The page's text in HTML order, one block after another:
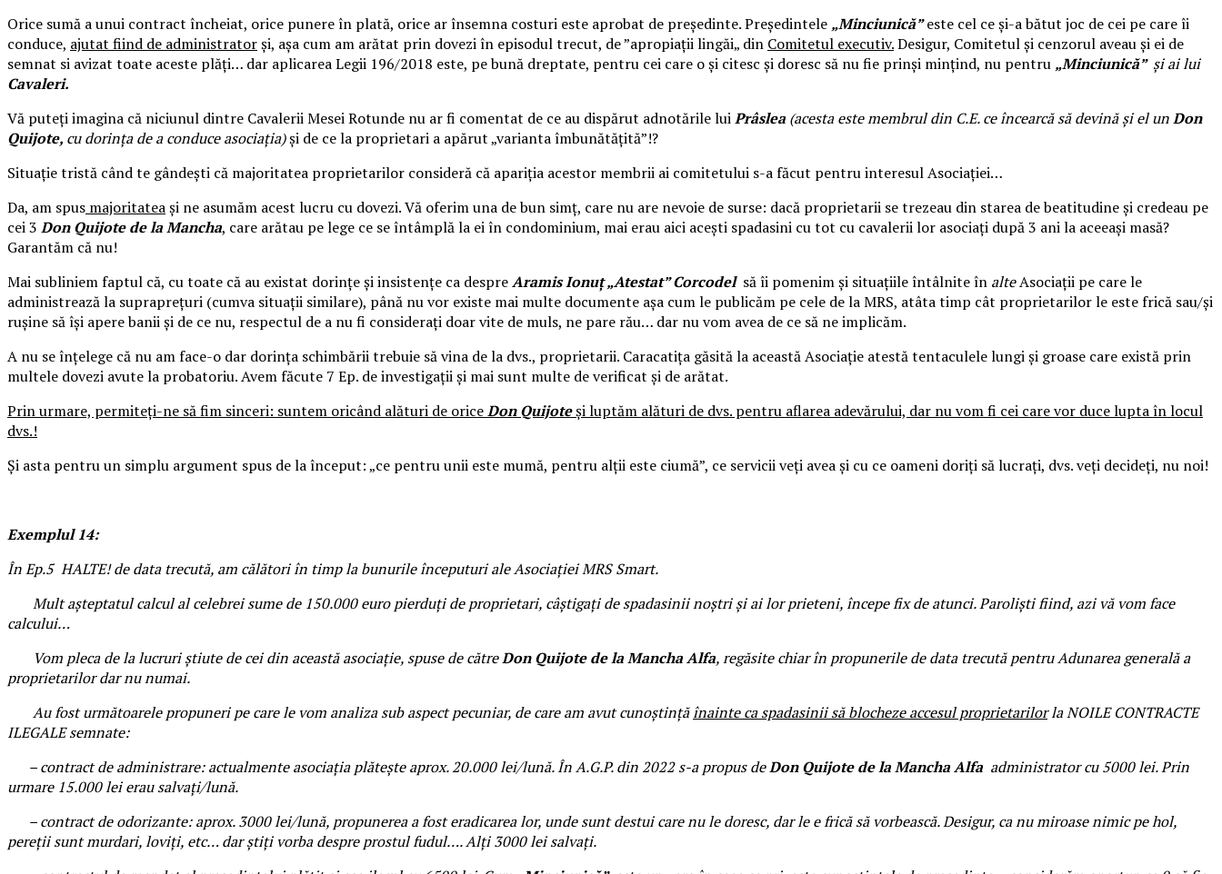
Orice sumă a unui contract încheiat, orice punere în plată, orice ar însemna costuri este aprobat de președinte. Președintele „Minciunică”este cel ce și-a bătut joc de cei pe care îi
conduce, ajutat fiind de administratorși, așa cum am arătat prin dovezi în episodul trecut, de ”apropiații lingăi„ din Comitetul executiv.Desigur, Comitetul și cenzorul aveau și ei de
semnat si avizat toate aceste plăți… dar aplicarea Legii 196/2018 este, pe bună dreptate, pentru cei care o și citesc și doresc să nu fie prinși mințind, nu pentru „Minciunică” și ai lui
Cavaleri.
Vă puteți imagina că niciunul dintre Cavalerii Mesei Rotunde nu ar fi comentat de ce au dispărut adnotările luiPrâslea (acesta este membrul din C.E. ce încearcă să devină și el unDon
Quijote, cu dorința de a conduce asociația)și de ce la proprietari a apărut „varianta îmbunătățită”!?
Situație tristă când te gândești că majoritatea proprietarilor consideră că apariția acestor membrii ai comitetului s-a făcut pentru interesul Asociației…
Da, am spus majoritateași ne asumăm acest lucru cu dovezi. Vă oferim una de bun simț, care nu are nevoie de surse: dacă proprietarii se trezeau din starea de beatitudine și credeau pe
cei 3 Don Quijote de la Mancha, care arătau pe lege ce se întâmplă la ei în condominium, mai erau aici acești spadasini cu tot cu cavalerii lor asociați după 3 ani la aceeași masă?
Garantăm că nu!
Mai subliniem faptul că, cu toate că au existat dorințe și insistențe ca despreAramis Ionuț „Atestat” Corcodel să îi pomenim și situațiile întâlnite în alteAsociații pe care le
administrează la supraprețuri (cumva situații similare), până nu vor existe mai multe documente așa cum le publicăm pe cele de la MRS, atâta timp cât proprietarilor le este frică sau/și
rușine să își apere banii și de ce nu, respectul de a nu fi considerați doar vite de muls, ne pare rău… dar nu vom avea de ce să ne implicăm.
A nu se înțelege că nu am face-o dar dorința schimbării trebuie să vina de la dvs., proprietarii. Caracatița găsită la această Asociație atestă tentaculele lungi și groase care există prin
multele dovezi avute la probatoriu. Avem făcute 7 Ep. de investigații și mai sunt multe de verificat și de arătat.
Prin urmare, permiteți-ne să fim sinceri: suntem oricând alături de oriceDon Quijoteși luptăm alături de dvs. pentru aflarea adevărului, dar nu vom fi cei care vor duce lupta în locul
dvs.!
Și asta pentru un simplu argument spus de la început: „ce pentru unii este mumă, pentru alții este ciumă”, ce servicii veți avea și cu ce oameni doriți să lucrați, dvs. veți decideți, nu noi!
Exemplul 14:
În Ep.5 HALTE! de data trecută, am călători în timp la bunurile începuturi ale Asociației MRS Smart.
Mult așteptatul calcul al celebrei sume de 150.000 euro pierduți de proprietari, câștigați de spadasinii noștri și ai lor prieteni, începe fix de atunci. Paroliști fiind, azi vă vom face
calcului…
Vom pleca de la lucruri știute de cei din această asociație, spuse de cătreDon Quijote de la Mancha Alfa, regăsite chiar în propunerile de data trecută pentru Adunarea generală a
proprietarilor dar nu numai.
Au fost următoarele propuneri pe care le vom analiza sub aspect pecuniar, de care am avut cunoștințăînainte ca spadasinii să blocheze accesul proprietarilorla NOILE CONTRACTE
ILEGALE semnate:
– contract de administrare: actualmente asociația plătește aprox. 20.000 lei/lună. În A.G.P. din 2022 s-a propus deDon Quijote de la Mancha Alfa administrator cu 5000 lei. Prin
urmare 15.000 lei erau salvați/lună.
– contract de odorizante: aprox. 3000 lei/lună, propunerea a fost eradicarea lor, unde sunt destui care nu le doresc, dar le e frică să vorbească. Desigur, ca nu miroase nimic pe hol,
pereții sunt murdari, loviți, etc… dar știți vorba despre prostul fudul…. Alți 3000 lei salvați.